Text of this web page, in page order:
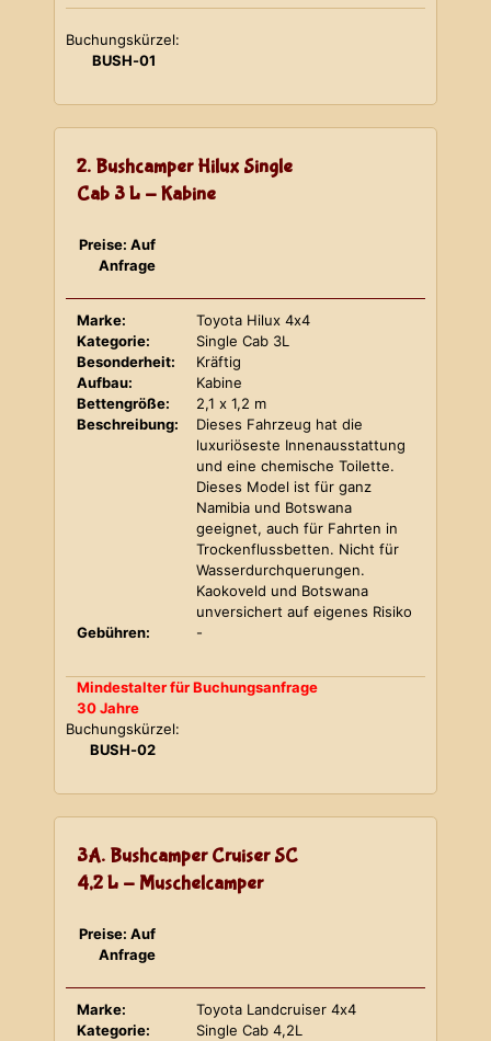
Buchungskürzel:
BUSH-01
2. Bushcamper Hilux Single
Cab 3 L - Kabine
Preise: Auf
Anfrage
Marke:
Toyota Hilux 4x4
Kategorie:
Single Cab 3L
Besonderheit:
Kräftig
Aufbau:
Kabine
Bettengröße:
2,1 x 1,2 m
Beschreibung:
Dieses Fahrzeug hat die
luxuriöseste Innenausstattung
und eine chemische Toilette.
Dieses Model ist für ganz
Namibia und Botswana
geeignet, auch für Fahrten in
Trockenflussbetten. Nicht für
Wasserdurchquerungen.
Kaokoveld und Botswana
unversichert auf eigenes Risiko
Gebühren:
-
Mindestalter für Buchungsanfrage
30 Jahre
Buchungskürzel:
BUSH-02
3A. Bushcamper Cruiser SC
4,2 L - Muschelcamper
Preise: Auf
Anfrage
Marke:
Toyota Landcruiser 4x4
Kategorie:
Single Cab 4,2L